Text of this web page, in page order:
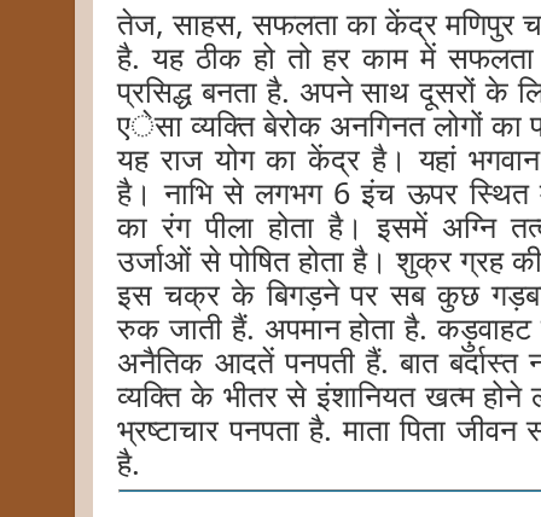
तेज, साहस, सफलता का केंद्र मणिपुर
है. यह ठीक हो तो हर काम में सफलता
प्रसिद्ध बनता है. अपने साथ दूसरों के
एेसा व्यक्ति बेरोक अनगिनत लोगों का
यह राज योग का केंद्र है। यहां
है। नाभि से लगभग 6 इंच ऊपर स्थित
का रंग पीला होता है। इसमें अग्नि
उर्जाओं से पोषित होता है। शुक्र ग्रह
इस चक्र के बिगड़ने पर सब कुछ
रुक जाती हैं. अपमान होता है.
अनैतिक आदतें पनपती हैं. बात बर्दास्त
व्यक्ति के भीतर से इंशानियत खत्म होने
भ्रष्टाचार पनपता है. माता पिता
है.